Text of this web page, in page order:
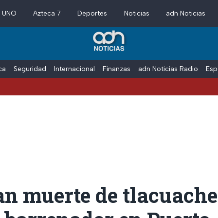
Azteca 7 Deportes Noticias adn Noticias
Seguridad Internacional Finanzas adn Noticias Radio
muerte de